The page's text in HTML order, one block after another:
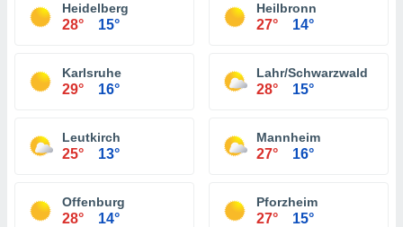
Heidelberg
28° 15°
Heilbronn
27° 14°
Karlsruhe
29° 16°
Lahr/Schwarzwald
28° 15°
Leutkirch
25° 13°
Mannheim
27° 16°
Offenburg
28° 14°
Pforzheim
27° 15°